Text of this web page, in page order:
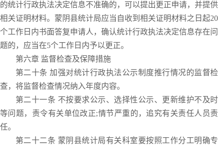
的统计行政执法决定信息不准确的，可以提出更正申请，并提供
相关证明材料。蒙阴县统计局应当自收到相关证明材料之日起20
个工作日内书面答复申请人，确认统计行政执法决定信息存在问
题的，应当在5个工作日内予以更正。
第六章 监督检查及保障措施
第二十条 加强对统计行政执法公示制度推行情况的监督检
查，将监督检查情况纳入年度内容。
第二十一条 不按要求公示、选择性公示、更新维护不及时
等问题，责令有关单位改正;情节严重的，追究有关责任人员责
任。
第二十二条 蒙阴县统计局有关科室要按照工作分工明确专